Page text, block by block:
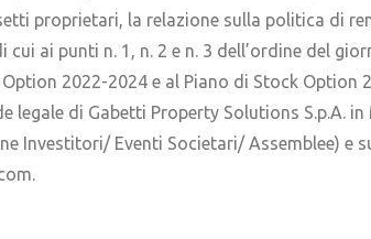
proprietari, la relazione sulla politica di
ai punti n. 1, n. 2 e n. 3 dell’ordine del
2022-2024 e al Piano di Stock Option
di Gabetti Property Solutions S.p.A.
Investitori/ Eventi Societari/ Assemblee) e